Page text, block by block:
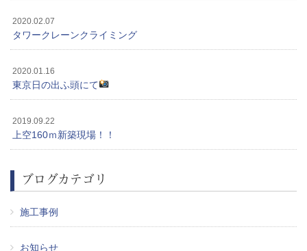
2020.02.07
タワークレーンクライミング
2020.01.16
東京日の出ふ頭にて
2019.09.22
上空160ｍ新築現場！！
ブログカテゴリ
施工事例
お知らせ